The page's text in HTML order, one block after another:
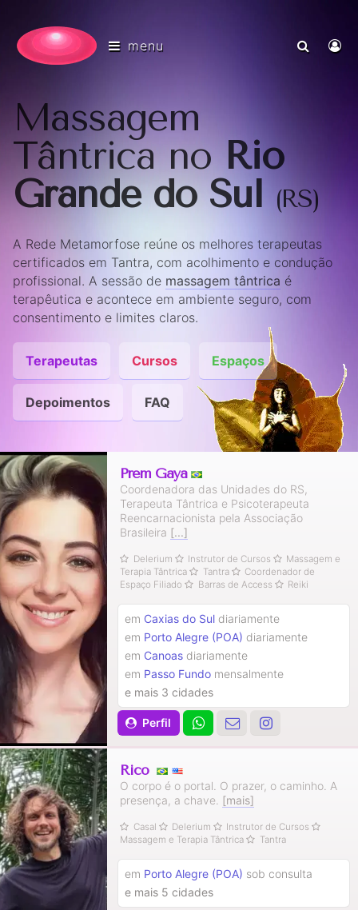
menu
Massagem
Tântrica noRio
Grande do Sul(RS)
A Rede Metamorfose reúne os melhores terapeutas
certificados em Tantra, com acolhimento e condução
profissional. A sessão de massagem tântrica é
terapêutica e acontece em ambiente seguro, com
consentimento e limites claros.
Terapeutas Cursos Espaços
Depoimentos FAQ
Prem Gaya
Coordenadora das Unidades do RS,
Terapeuta Tântrica e Psicoterapeuta
Reencarnacionista pela Associação
Brasileira [...]
Delerium Instrutor de Cursos
Massagem e
Terapia Tântrica
Tantra
Coordenador de
Espaço Filiado
Barras de Access Reiki
Perfil
em Caxias do Sul diariamente
em Porto Alegre (POA) diariamente
em Canoas diariamente
em Passo Fundo mensalmente
e mais 3 cidades
Rico
O corpo é o portal. O prazer, o caminho. A
presença, a chave. [mais]
Casal Delerium
Instrutor de Cursos
Massagem e Terapia Tântrica
Tantra
em Porto Alegre (POA) sob consulta
e mais 5 cidades